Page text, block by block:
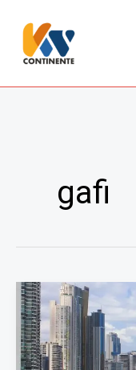
contenido
gafi